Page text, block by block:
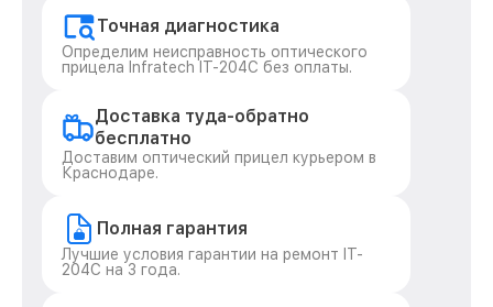
Точная диагностика
Определим неисправность оптического
прицела Infratech IT-204C без оплаты.
Доставка туда-обратно
бесплатно
Доставим оптический прицел курьером в
Краснодаре.
Полная гарантия
Лучшие условия гарантии на ремонт IT-
204C на 3 года.